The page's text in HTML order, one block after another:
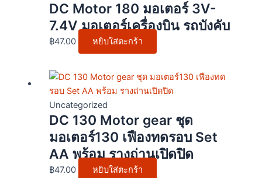
DC Motor 180 มอเตอร์ 3V-
7.4V มอเตอร์เครื่องบิน รถบังคับ
฿47.00 หยิบใส่ตะกร้า
Uncategorized
DC 130 Motor gear ชุด
มอเตอร์130 เฟืองทดรอบ Set
AA พร้อม รางถ่านเปิดปิด
฿47.00 หยิบใส่ตะกร้า